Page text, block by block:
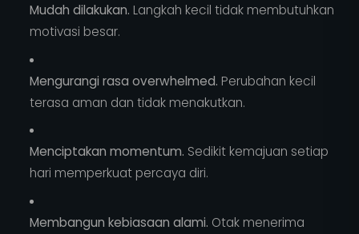
Mudah dilakukan. Langkah kecil tidak membutuhkan
motivasi besar.
Mengurangi rasa overwhelmed. Perubahan kecil
terasa aman dan tidak menakutkan.
Menciptakan momentum. Sedikit kemajuan setiap
hari memperkuat percaya diri.
Membangun kebiasaan alami. Otak menerima